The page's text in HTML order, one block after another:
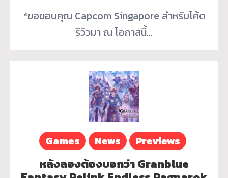
*ขอขอบคุณ Capcom Singapore สำหรับโค้ด
รีวิวมา ณ โอกาสนี้…
Games News Previews
หลังลองต้องบอกว่า Granblue